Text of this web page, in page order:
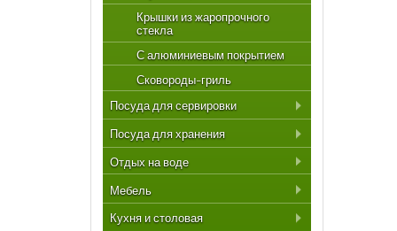
Крышки из жаропрочного
стекла
С алюминиевым покрытием
Сковороды-гриль
Посуда для сервировки
Посуда для хранения
Отдых на воде
Мебель
Кухня и столовая